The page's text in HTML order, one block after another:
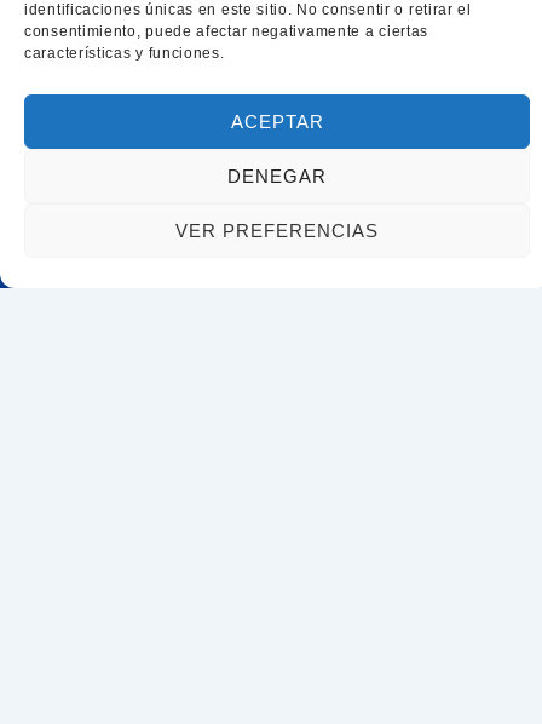
identificaciones únicas en este sitio. No consentir o retirar el
consentimiento, puede afectar negativamente a ciertas
características y funciones.
ACEPTAR
DENEGAR
VER PREFERENCIAS
Tu mensaje (opcional)